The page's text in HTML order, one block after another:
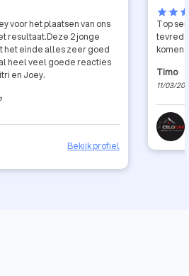
voor het plaatsen van ons
resultaat.Deze 2 jonge
het einde alles zeer goed
heel veel goede reacties
en Joey.
Bekijk profiel
starstar
Top
komen
Timo
11/03/